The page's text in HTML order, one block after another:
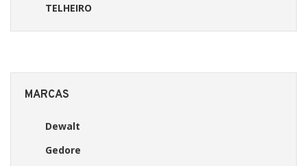
TELHEIRO
MARCAS
Dewalt
Gedore